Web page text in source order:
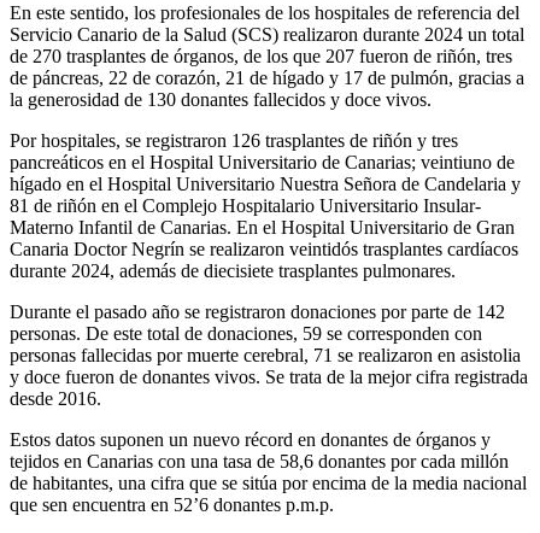
En este sentido, los profesionales de los hospitales de referencia del
Servicio Canario de la Salud (SCS) realizaron durante 2024 un total
de 270 trasplantes de órganos, de los que 207 fueron de riñón, tres
de páncreas, 22 de corazón, 21 de hígado y 17 de pulmón, gracias a
la generosidad de 130 donantes fallecidos y doce vivos.
Por hospitales, se registraron 126 trasplantes de riñón y tres
pancreáticos en el Hospital Universitario de Canarias; veintiuno de
hígado en el Hospital Universitario Nuestra Señora de Candelaria y
81 de riñón en el Complejo Hospitalario Universitario Insular-
Materno Infantil de Canarias. En el Hospital Universitario de Gran
Canaria Doctor Negrín se realizaron veintidós trasplantes cardíacos
durante 2024, además de diecisiete trasplantes pulmonares.
Durante el pasado año se registraron donaciones por parte de 142
personas. De este total de donaciones, 59 se corresponden con
personas fallecidas por muerte cerebral, 71 se realizaron en asistolia
y doce fueron de donantes vivos. Se trata de la mejor cifra registrada
desde 2016.
Estos datos suponen un nuevo récord en donantes de órganos y
tejidos en Canarias con una tasa de 58,6 donantes por cada millón
de habitantes, una cifra que se sitúa por encima de la media nacional
que sen encuentra en 52’6 donantes p.m.p.